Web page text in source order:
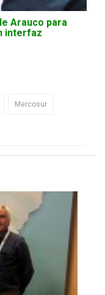
Arauco para
interfaz
Mercosur